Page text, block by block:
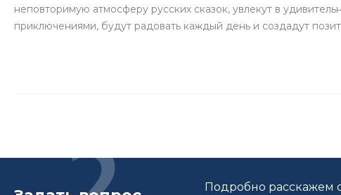
неповторимую атмосферу русских сказок, увлекут в
приключениями, будут радовать каждый день и создадут
Подробно расскажем